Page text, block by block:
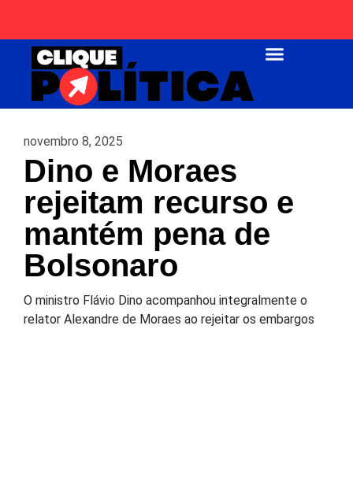
novembro 8, 2025
Dino e Moraes
rejeitam recurso e
mantém pena de
Bolsonaro
O ministro Flávio Dino acompanhou integralmente o
relator Alexandre de Moraes ao rejeitar os embargos